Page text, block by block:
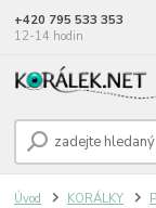
+420 795 533 353
12-14 hodin
Úvod KORÁLKY